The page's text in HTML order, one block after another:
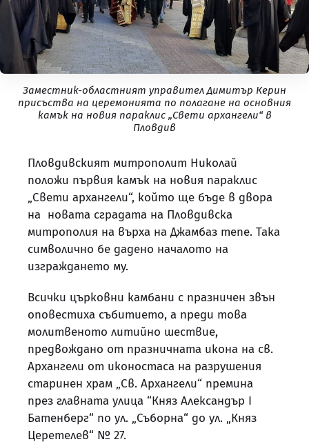
Заместник-областният управител Димитър Керин
присъства на церемонията по полагане на основния
камък на новия параклис „Свети архангели“ в
Пловдив
Пловдивският митрополит Николай
положи първия камък на новия параклис
„Свети архангели“, който ще бъде в двора
на новата сградата на Пловдивска
митрополия на върха на Джамбаз тепе. Така
символично бе дадено началото на
изграждането му.
Всички църковни камбани с празничен звън
оповестиха събитието, а преди това
молитвеното литийно шествие,
предвождано от празничната икона на св.
Архангели от иконостаса на разрушения
старинен храм „Св. Архангели“ премина
през главната улица “Княз Александър І
Батенберг“ по ул. „Съборна“ до ул. „Княз
Церетелев“ № 27.